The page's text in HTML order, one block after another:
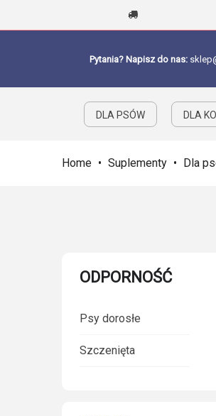
Pytania? Napisz do nas:
DLA PSÓW DLA
Home • Suplementy • Dla
ODPORNOŚĆ
Psy dorosłe
Szczenięta